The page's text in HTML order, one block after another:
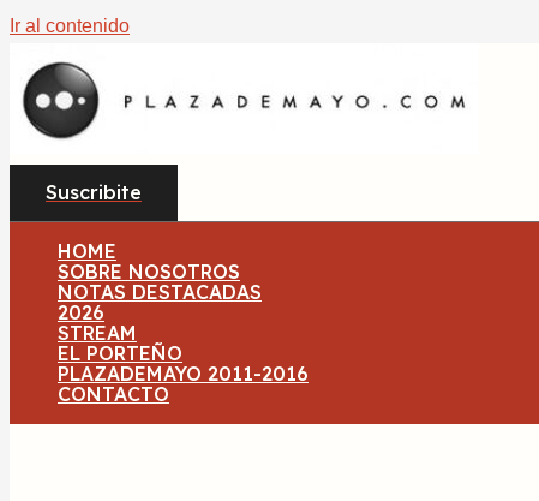
Ir al contenido
Suscribite
HOME
SOBRE NOSOTROS
NOTAS DESTACADAS
2026
STREAM
EL PORTEÑO
PLAZADEMAYO 2011-2016
CONTACTO